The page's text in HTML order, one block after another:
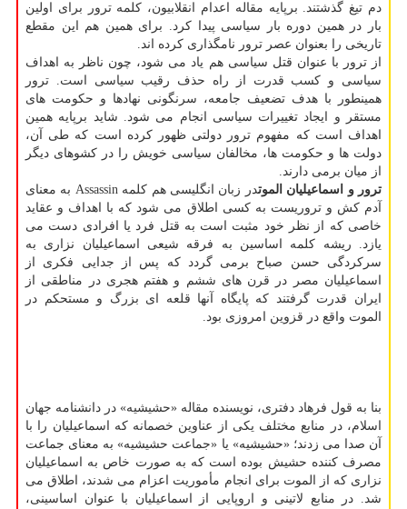
دم تیغ گذشتند. برپایه مقاله اعدام انقلابیون، كلمه ترور برای اولین
بار در همین دوره بار سیاسی پیدا كرد. برای همین هم این مقطع
تاریخی را بعنوان عصر ترور نامگذاری كرده اند.
از ترور با عنوان قتل سیاسی هم یاد می شود، چون ناظر به اهداف
سیاسی و كسب قدرت از راه حذف رقیب سیاسی است. ترور
همینطور با هدف تضعیف جامعه، سرنگونی نهادها و حكومت های
مستقر و ایجاد تغییرات سیاسی انجام می شود. شاید برپایه همین
اهداف است كه مفهوم ترور دولتی ظهور كرده است كه طی آن،
دولت ها و حكومت ها، مخالفان سیاسی خویش را در كشوهای دیگر
از میان برمی دارند.
ترور و اسماعیلیان الموت
در زبان انگلیسی هم كلمه Assassin به معنای
آدم كش و تروریست به كسی اطلاق می شود كه با اهداف و عقاید
خاصی كه از نظر خود مثبت است به قتل فرد یا افرادی دست می
یازد. ریشه كلمه اساسین به فرقه شیعی اسماعیلیان نزاری به
سركردگی حسن صباح برمی گردد كه پس از جدایی فكری از
اسماعیلیان مصر در قرن های ششم و هفتم هجری در مناطقی از
ایران قدرت گرفتند كه پایگاه آنها قلعه ای بزرگ و مستحكم در
الموت واقع در قزوین امروزی بود.
بنا به قول فرهاد دفتری، نویسنده مقاله «حشیشیه» در دانشنامه جهان
اسلام، در منابع مختلف یكی از عناوین خصمانه كه اسماعیلیان را با
آن صدا می زدند؛ «حشیشیه» یا «جماعت حشیشیه» به معنای جماعت
مصرف كننده حشیش بوده است كه به صورت خاص به اسماعیلیان
نزاری كه از الموت برای انجام مأموریت اعزام می شدند، اطلاق می
شد. در منابع لاتینی و اروپایی از اسماعیلیان با عنوان اساسینی،